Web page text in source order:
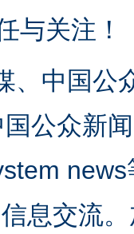
与关注！
、中国公
公众新
息交流